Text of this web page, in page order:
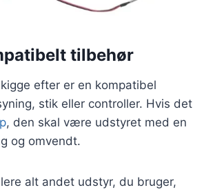
tilbehør
efter er en kompatibel
stik eller controller. Hvis det
, den skal være udstyret med en
og omvendt.
alt andet udstyr, du bruger,